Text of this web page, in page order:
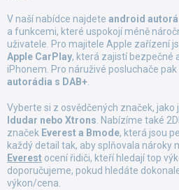
k
y
v
ý
p
u
V naší nabídce najdete android
a funkcemi, které uspokojí méně
uživatele. Pro majitele Apple zařízení
Apple CarPlay, která zajistí bezpečné
iPhonem. Pro náruživé posluchače
autorádia s DAB+.
Vyberte si z osvědčených značek, jako
Idudar nebo Xtrons. Nabízíme také
značek Everest a Bmode, která jsou
každý detail tak, aby splňovala nároky
Everest ocení řidiči, kteří hledají top
doporučujeme, pokud hledáte
výkon/cena.